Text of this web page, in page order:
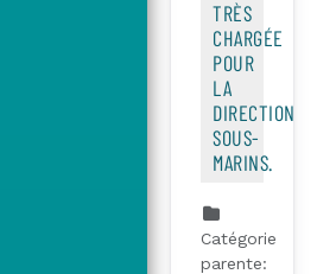
TRÈS
CHARGÉE
POUR
LA
DIRECTION
SOUS-
MARINS.
Catégorie
parente: